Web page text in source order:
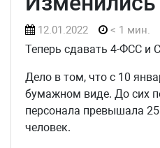
12.01.2022 < 1 мин.
Теперь сдавать 4-ФСС и
Дело в том, что с 10
бумажном виде. До сих
персонала превышала 25
человек.